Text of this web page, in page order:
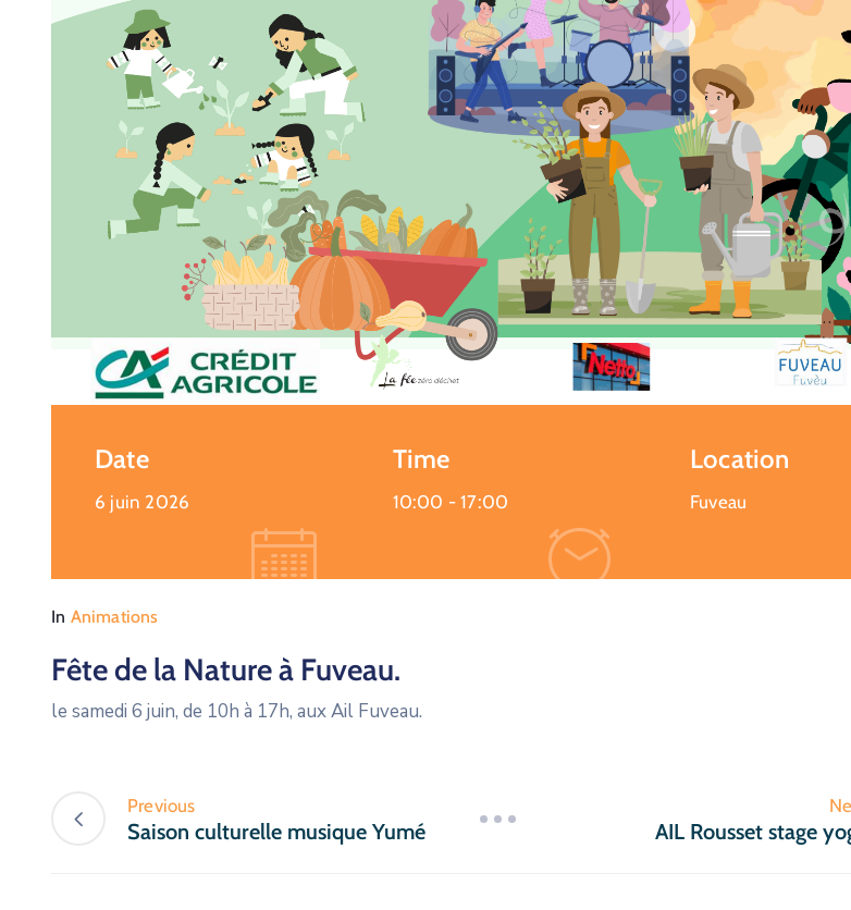
Date
6 juin 2026
Time
10:00 -17:00
Location
Fuveau
In Animations
Fête de la Nature à Fuveau.
le samedi 6 juin, de 10h à 17h, aux Ail Fuveau.
Previous
Saison culturelle musique Yumé AIL Rousset stage